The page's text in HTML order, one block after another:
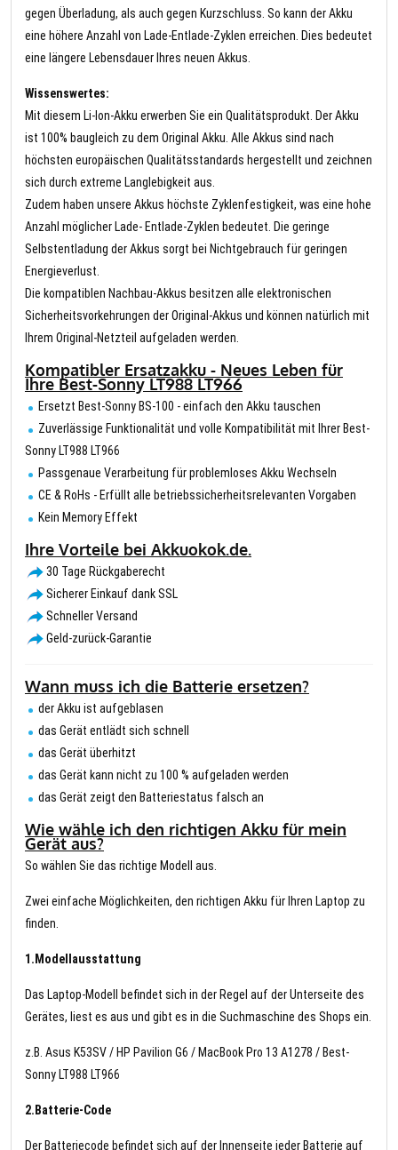
gegen Überladung, als auch gegen Kurzschluss. So kann der Akku
eine höhere Anzahl von Lade-Entlade-Zyklen erreichen. Dies bedeutet
eine längere Lebensdauer Ihres neuen Akkus.
Wissenswertes:
Mit diesem Li-Ion-Akku erwerben Sie ein Qualitätsprodukt. Der Akku
ist 100% baugleich zu dem Original Akku. Alle Akkus sind nach
höchsten europäischen Qualitätsstandards hergestellt und zeichnen
sich durch extreme Langlebigkeit aus.
Zudem haben unsere Akkus höchste Zyklenfestigkeit, was eine hohe
Anzahl möglicher Lade- Entlade-Zyklen bedeutet. Die geringe
Selbstentladung der Akkus sorgt bei Nichtgebrauch für geringen
Energieverlust.
Die kompatiblen Nachbau-Akkus besitzen alle elektronischen
Sicherheitsvorkehrungen der Original-Akkus und können natürlich mit
Ihrem Original-Netzteil aufgeladen werden.
Kompatibler Ersatzakku - Neues Leben für
Ihre Best-Sonny LT988 LT966
Ersetzt Best-Sonny BS-100 - einfach den Akku tauschen
Zuverlässige Funktionalität und volle Kompatibilität mit Ihrer Best-
Sonny LT988 LT966
Passgenaue Verarbeitung für problemloses Akku Wechseln
CE & RoHs - Erfüllt alle betriebssicherheitsrelevanten Vorgaben
Kein Memory Effekt
Ihre Vorteile bei Akkuokok.de.
30 Tage Rückgaberecht
Sicherer Einkauf dank SSL
Schneller Versand
Geld-zurück-Garantie
Wann muss ich die Batterie ersetzen?
der Akku ist aufgeblasen
das Gerät entlädt sich schnell
das Gerät überhitzt
das Gerät kann nicht zu 100 % aufgeladen werden
das Gerät zeigt den Batteriestatus falsch an
Wie wähle ich den richtigen Akku für mein
Gerät aus?
So wählen Sie das richtige Modell aus.
Zwei einfache Möglichkeiten, den richtigen Akku für Ihren Laptop zu
finden.
1.Modellausstattung
Das Laptop-Modell befindet sich in der Regel auf der Unterseite des
Gerätes, liest es aus und gibt es in die Suchmaschine des Shops ein.
z.B. Asus K53SV / HP Pavilion G6 / MacBook Pro 13 A1278 / Best-
Sonny LT988 LT966
2.Batterie-Code
Der Batteriecode befindet sich auf der Innenseite jeder Batterie auf